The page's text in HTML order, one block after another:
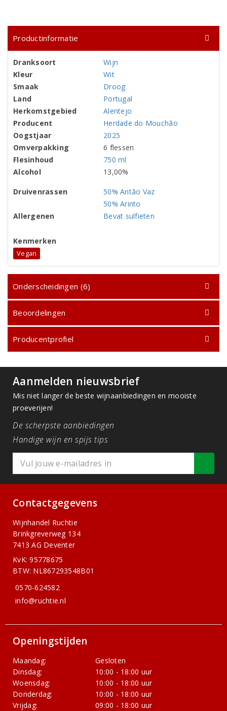
Productinformatie
Dranksoort
Wijn
Kleur
Wit
Smaak
Droog
Land
Portugal
Herkomstgebied
Alentejo
Producent
Herdade do Mouchão
Oogstjaar
2025
Omverpakking
6 flessen
Flesinhoud
750 ml
Alcohol
13,00%
Druivenrassen
50% Antão Vaz
50% Arinto
Allergenen
Bevat sulfieten
Kenmerken
Vegan
Onderscheidingen (6)
Beoordelingen
Producentprofiel
Aanmelden nieuwsbrief
Mis niet langer de beste wijnaanbiedingen en mooiste
proeverijen!
De scherpste aanbiedingen
Handige wijn en spijs tips
Contactgegevens
Wijnhandel Ruchtie
Brinkgreverweg 134
7413 AG Deventer
KvK: 95778675
BTW: NL867293548B01
0570-624582
info@ruchtie.nl
Openingstijden
Maandag:
Gesloten
Dinsdag:
10:00 - 18:00 uur
Woensdag:
10:00 - 18:00 uur
Donderdag:
10:00 - 18:00 uur
Vrijdag:
09:00 - 18:00 uur